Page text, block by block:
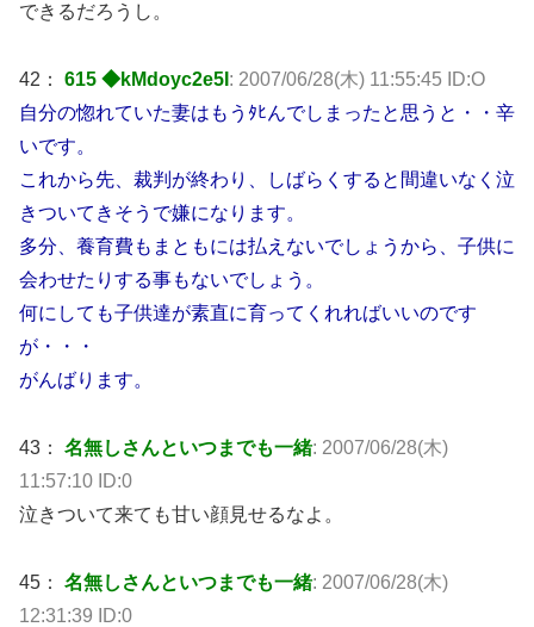
できるだろうし。
42： 615 ◆kMdoyc2e5I : 2007/06/28(木) 11:55:45 ID:O
自分の惚れていた妻はもうﾀﾋんでしまったと思うと・・辛
いです。
これから先、裁判が終わり、しばらくすると間違いなく泣
きついてきそうで嫌になります。
多分、養育費もまともには払えないでしょうから、子供に
会わせたりする事もないでしょう。
何にしても子供達が素直に育ってくれればいいのです
が・・・
がんばります。
43： 名無しさんといつまでも一緒: 2007/06/28(木)
11:57:10 ID:0
泣きついて来ても甘い顔見せるなよ。
45： 名無しさんといつまでも一緒: 2007/06/28(木)
12:31:39 ID:0